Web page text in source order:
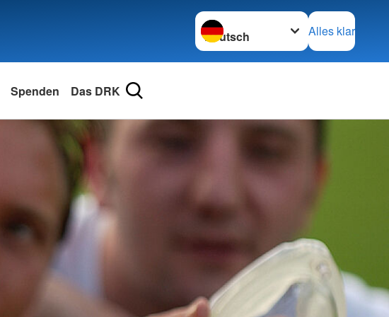
Sprache wechseln zu
Alles klar
Spenden Das DRK